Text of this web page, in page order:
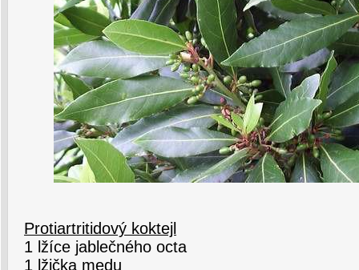
Protiartritidový koktejl
1 lžíce jablečného octa
1 lžička medu